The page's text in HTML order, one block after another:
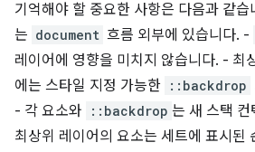
기억해야 할 중요한 사항은 다음과 같
는 document 흐름 외부에 있습니다. -
레이어에 영향을 미치지 않습니다. - 최
에는 스타일 지정 가능한 ::backdrop
- 각 요소와
::backdrop 는 새 스택
최상위 레이어의 요소는 세트에 표시된